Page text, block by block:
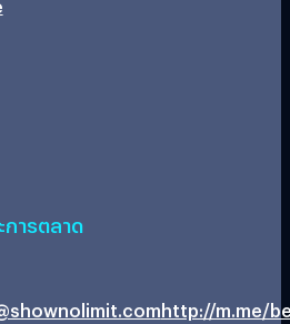
การตลาด
http://m.me/